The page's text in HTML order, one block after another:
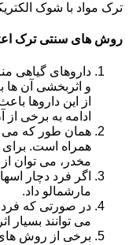
ترک مواد با شوک
روش های سنتی ترک
داروهای گیاهی
و اثربخشی آن
از این داروها
ادامه به برخی
همان طور که می
همراه است.
مخدر، می توان
اگر فرد دچار
مارشمالو داد.
در صورتی که فرد
می توانند بسیار
برخی از روش های